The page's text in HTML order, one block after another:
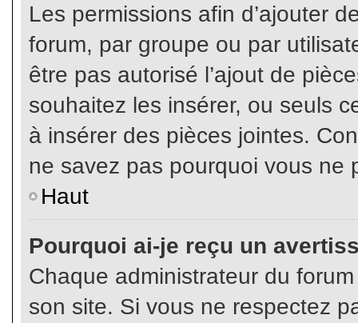
Les permissions afin d’ajouter
forum, par groupe ou par
être pas autorisé l’ajout de
souhaitez les insérer, ou seuls
à insérer des pièces jointes.
ne savez pas pourquoi vous ne
Haut
Pourquoi ai-je reçu un
Chaque administrateur du
son site. Si vous ne respectez